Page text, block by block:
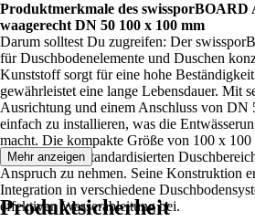
Produktmerkmale des swissporBOARD
waagerecht DN 50 100 x 100 mm
Darum solltest Du zugreifen: Der
für Duschbodenelemente und Duschen
Kunststoff sorgt für eine hohe
gewährleistet eine lange Lebensdauer. Mit
Ausrichtung und einem Anschluss von DN
einfach zu installieren, was die
macht. Die kompakte Größe von 100 x
den Einsatz in standardisierten
Anspruch zu nehmen. Seine Konstruktion
Integration in verschiedene
effektiven Wasserableitung bei.
Mehr anzeigen
Produktsicherheit